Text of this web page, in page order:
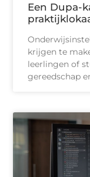
Een Dupa-
krijgen te
leerlingen of
gereedschap